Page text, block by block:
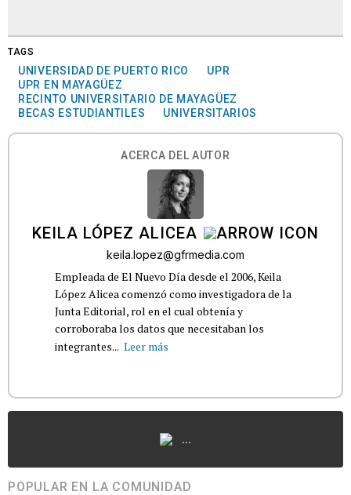
TAGS
UNIVERSIDAD DE PUERTO RICO
UPR
UPR EN MAYAGÜEZ
RECINTO UNIVERSITARIO DE MAYAGÜEZ
BECAS ESTUDIANTILES
UNIVERSITARIOS
ACERCA DEL AUTOR
KEILA LÓPEZ ALICEA
keila.lopez@gfrmedia.com
Empleada de El Nuevo Día desde el 2006, Keila
López Alicea comenzó como investigadora de la
Junta Editorial, rol en el cual obtenía y
corroboraba los datos que necesitaban los
integrantes... Leer más
...
POPULAR EN LA COMUNIDAD